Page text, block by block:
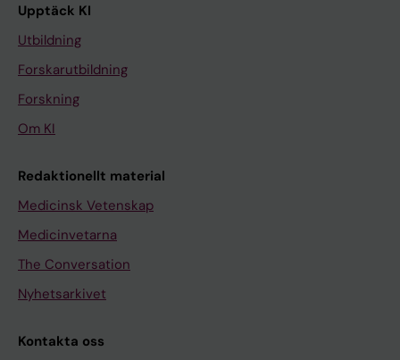
Upptäck KI
Utbildning
Forskarutbildning
Forskning
Om KI
Redaktionellt material
Medicinsk Vetenskap
Medicinvetarna
The Conversation
Nyhetsarkivet
Kontakta oss